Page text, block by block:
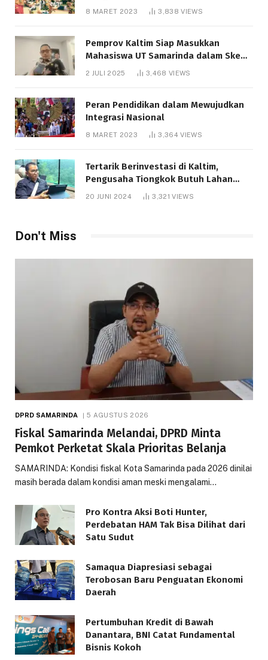
8 MARET 2023 3,838VIEWS
Pemprov Kaltim Siap Masukkan
Mahasiswa UT Samarinda dalam Skema
Bantuan Pendidikan Gratispol
2 JULI 2025 3,468 VIEWS
Peran Pendidikan dalam Mewujudkan
Integrasi Nasional
8 MARET 2023 3,364VIEWS
Tertarik Berinvestasi di Kaltim,
Pengusaha Tiongkok Butuh Lahan
20 JUNI 2024 3,321VIEWS
Don't Miss
DPRD SAMARINDA 5 AGUSTUS 2026
Fiskal Samarinda Melandai, DPRD Minta
Pemkot Perketat Skala Prioritas Belanja
SAMARINDA: Kondisi fiskal Kota Samarinda pada 2026 dinilai
masih berada dalam kondisi aman meski mengalami…
Pro Kontra Aksi Boti Hunter,
Perdebatan HAM Tak Bisa Dilihat dari
Satu Sudut
Samaqua Diapresiasi sebagai
Terobosan Baru Penguatan Ekonomi
Daerah
Pertumbuhan Kredit di Bawah
Danantara, BNI Catat Fundamental
Bisnis Kokoh